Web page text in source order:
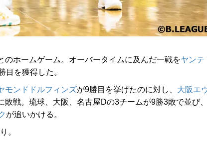
のホームゲーム。オーバータイムに及んだ一戦をヤンテ
目を獲得した。
モンドドルフィンズが9勝目を挙げたのに対し、 大阪エ
敗戦。琉球、大阪、名古屋Dの3チームが9勝3敗で並び、
が追いかける。
。